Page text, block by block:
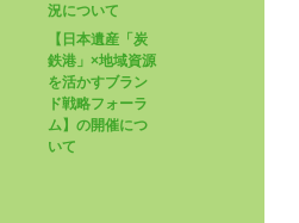
況について
【日本遺産「炭
鉄港」×地域資源
を活かすブラン
ド戦略フォーラ
ム】の開催につ
いて